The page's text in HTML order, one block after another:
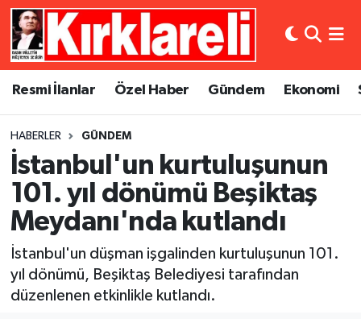
Resmi İlanlar Özel Haber Gündem Ekonomi
HABERLER GÜNDEM
İstanbul'un kurtuluşunun
101. yıl dönümü Beşiktaş
Meydanı'nda kutlandı
İstanbul'un düşman işgalinden kurtuluşunun 101.
yıl dönümü, Beşiktaş Belediyesi tarafından
düzenlenen etkinlikle kutlandı.
Resmi İlanlar
Gündem
Ekonomi
Siyaset
Spor
Asayiş
Dünya
Eğitim
Kültür Sanat
Magazin
Künye
Gizlilik Sözleşmesi
Merkez Nöbetçi Eczaneler
Merkez Trafik Yoğunluk Haritası
Süper Lig Puan Durumu ve Fikstür
Tüm Manşetler
Son Dakika Haberleri